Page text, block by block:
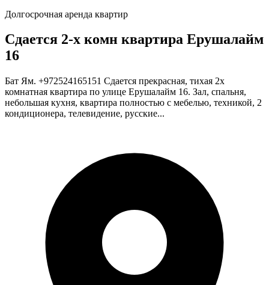
Долгосрочная аренда квартир
Сдается 2-х комн квартира Ерушалайм
16
Бат Ям. +972524165151 Сдается прекрасная, тихая 2х
комнатная квартира по улице Ерушалайм 16. Зал, спальня,
небольшая кухня, квартира полностью с мебелью, техникой, 2
кондиционера, телевидение, русские...